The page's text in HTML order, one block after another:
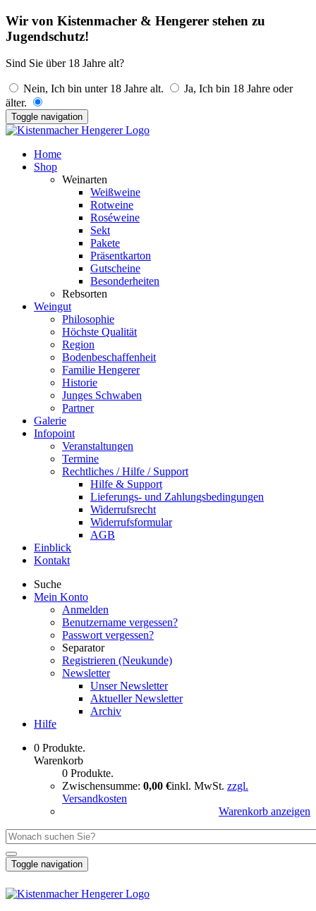
Wir von Kistenmacher & Hengerer stehen zu
Jugendschutz!
Sind Sie über 18 Jahre alt?
Nein, Ich bin unter 18 Jahre alt.
Ja, Ich bin 18 Jahre oder
älter.
Toggle navigation
Home
Shop
Weinarten
Weißweine
Rotweine
Roséweine
Sekt
Pakete
Präsentkarton
Gutscheine
Besonderheiten
Rebsorten
Weingut
Philosophie
Höchste Qualität
Region
Bodenbeschaffenheit
Familie Hengerer
Historie
Junges Schwaben
Partner
Galerie
Infopoint
Veranstaltungen
Termine
Rechtliches / Hilfe / Support
Hilfe & Support
Lieferungs- und Zahlungsbedingungen
Widerrufsrecht
Widerrufsformular
AGB
Einblick
Kontakt
Suche
Mein Konto
Anmelden
Benutzername vergessen?
Passwort vergessen?
Separator
Registrieren (Neukunde)
Newsletter
Unser Newsletter
Aktueller Newsletter
Archiv
Hilfe
0 Produkte.
Warenkorb
0 Produkte.
Zwischensumme: 0,00 €inkl. MwSt. zzgl.
Versandkosten
Warenkorb anzeigen
Toggle navigation